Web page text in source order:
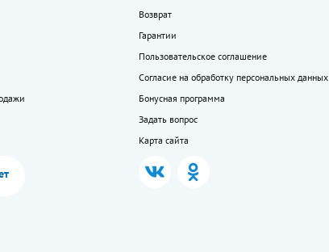
Возврат
Гарантии
Пользовательское соглашение
Согласие на обработку персональных данных
Бонусная программа
Задать вопрос
Карта сайта